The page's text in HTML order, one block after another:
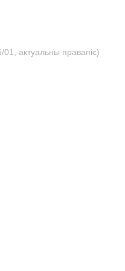
актуальны правапіс)